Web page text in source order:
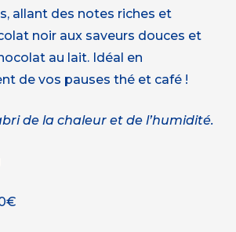
allant des notes riches et
noir aux saveurs douces et
au lait. Idéal en
de vos pauses thé et café !
de la chaleur et de l’humidité.